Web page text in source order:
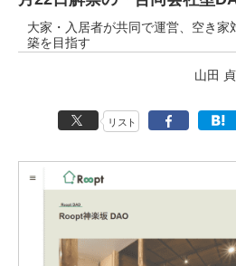
大家・入居者が共同で運営、空き家
築を目指す
山田
リスト